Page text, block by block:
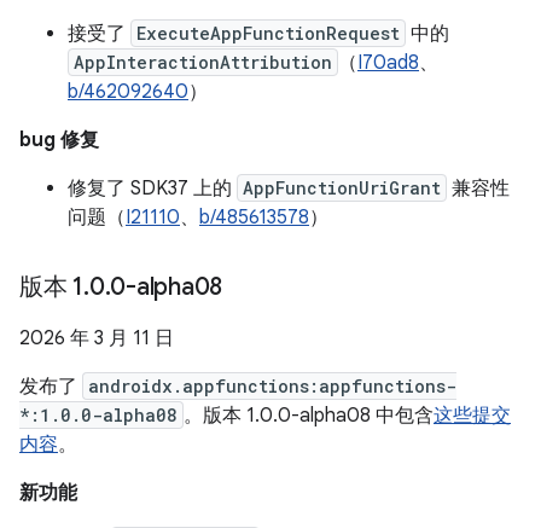
接受了
ExecuteAppFunctionRequest 中的
AppInteractionAttribution （I70ad8、
b/462092640）
bug 修复
修复了 SDK37 上的 AppFunctionUriGrant 兼容性
问题（I21110、 b/485613578）
版本 1.0.0-alpha08
2026 年 3 月 11 日
发布了
androidx.appfunctions:appfunctions-
*:1.0.0-alpha08 。版本 1.0.0-alpha08 中包含这些提交
内容。
新功能